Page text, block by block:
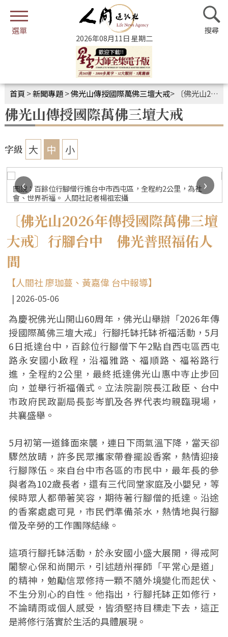
2026年08月11日 星期二
首頁 >新聞專題>佛光山傳授國際萬佛三壇大戒> 〔佛光山2026年傳授國際萬佛三壇大戒〕行腳台中 佛光普照福佑人間
佛光山傳授國際萬佛三壇大戒
字級 大 中 小
圖說：百餘位行腳僧行進台中市西屯區，全程約2公里，為社
會、世界祈福。 人間社記者楊祖宏攝
‹
›
〔佛光山2026年傳授國際萬佛三壇
大戒〕行腳台中 佛光普照福佑人
間
【人間社 廖珈蔓、黃嘉偉 台中報導】
2026-05-06
為慶祝佛光山開山60周年，佛光山舉辦「2026年傳
授國際萬佛三壇大戒」行腳托缽托缽祈福活動，5月
6日抵達台中，百餘位行腳僧下午2點自西屯區西屯
路永安國小啟程，沿福雅路、福順路、福裕路行
進，全程約2公里，最終抵達佛光山惠中寺止步回
向，並舉行祈福儀式。立法院副院長江啟臣、台中
市政府民政副局長彭岑凱及各界代表均親臨現場，
共襄盛舉。
5月初第一道鋒面來襲，連日下雨氣溫下降，當天卻
驟然放晴，許多民眾攜家帶眷擺設香案，熱情迎接
行腳隊伍。來自台中市各區的市民中，最年長的參
與者為102歲長者，還有三代同堂家庭及小嬰兒，等
候時眾人都帶著笑容，期待著行腳僧的抵達。沿途
的香案處處可見，市民們準備茶水，熱情地與行腳
僧及辛勞的工作團隊結緣。
這項行腳托缽活動，於永安國小盛大展開，得戒阿
闍黎心保和尚開示，引述趙州禪師「平常心是道」
的精神，勉勵信眾修持一顆不隨外境變化而起伏、
不生分別心的自性。他指出，行腳托缽正如修行，
不論晴雨或個人感受，皆須堅持目標走下去，這正
是將修行落實於生活的具體展現。